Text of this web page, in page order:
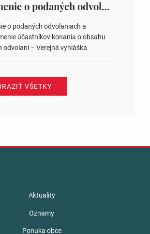
Oznámenie o podaných odvolaniach a upovedomenie účastníkov konania o obsahu podaných odvolani – Verejná vyhláška
o podaných odvolaniach a
účastníkov konania o obsahu
odvolani – Verejná vyhláška
VŠETKY
Aktuality
Oznamy
Ponuka obce